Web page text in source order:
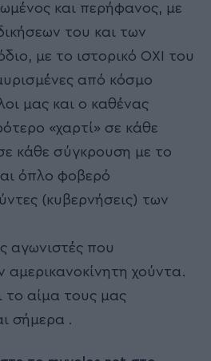
και περήφανος, με
του και των
με το ιστορικό ΟΧΙ του
από κόσμο
μας και ο καθένας
«χαρτί» σε κάθε
κάθε σύγκρουση με το
όπλο φοβερό
(κυβερνήσεις) των
αγωνιστές που
αμερικανοκίνητη χούντα.
το αίμα τους μας
σήμερα .